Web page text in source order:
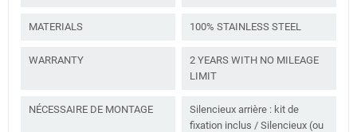
MATERIALS 100% STAINLESS STEEL
WARRANTY
2 YEARS WITH NO MILEAGE
LIMIT
NÉCESSAIRE DE MONTAGE
Silencieux arrière : kit de
fixation inclus / Silencieux (ou